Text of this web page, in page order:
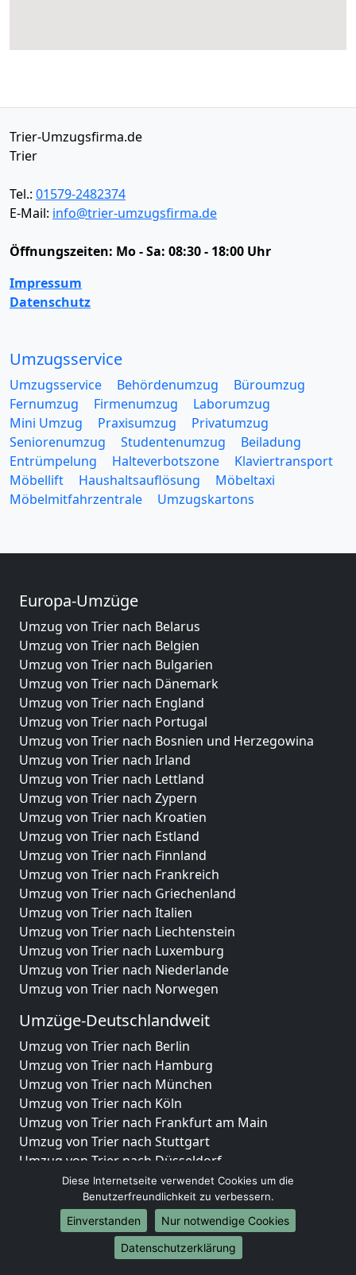
Trier-Umzugsfirma.de
Trier
Tel.: 01579-2482374
E-Mail: info@trier-umzugsfirma.de
Öffnungszeiten: Mo - Sa: 08:30 - 18:00 Uhr
Impressum
Datenschutz
Umzugsservice
Umzugsservice Behördenumzug
Büroumzug
Fernumzug
Firmenumzug
Laborumzug
Mini Umzug
Praxisumzug
Privatumzug
Seniorenumzug
Studentenumzug
Beiladung
Entrümpelung
Halteverbotszone
Klaviertransport
Möbellift
Haushaltsauflösung
Möbeltaxi
Möbelmitfahrzentrale
Umzugskartons
Europa-Umzüge
Umzug von Trier nach Belarus
Umzug von Trier nach Belgien
Umzug von Trier nach Bulgarien
Umzug von Trier nach Dänemark
Umzug von Trier nach England
Umzug von Trier nach Portugal
Umzug von Trier nach Bosnien und Herzegowina
Umzug von Trier nach Irland
Umzug von Trier nach Lettland
Umzug von Trier nach Zypern
Umzug von Trier nach Kroatien
Umzug von Trier nach Estland
Umzug von Trier nach Finnland
Umzug von Trier nach Frankreich
Umzug von Trier nach Griechenland
Umzug von Trier nach Italien
Umzug von Trier nach Liechtenstein
Umzug von Trier nach Luxemburg
Umzug von Trier nach Niederlande
Umzug von Trier nach Norwegen
Umzüge-Deutschlandweit
Umzug von Trier nach Berlin
Umzug von Trier nach Hamburg
Umzug von Trier nach München
Umzug von Trier nach Köln
Umzug von Trier nach Frankfurt am Main
Umzug von Trier nach Stuttgart
Umzug von Trier nach Düsseldorf
Umzug von Trier nach Leipzig
Umzug von Trier nach Dortmund
Umzug von Trier nach Essen
Umzug von Trier nach Bremen
Umzug von Trier nach Dresden
Diese Internetseite verwendet Cookies um die
Benutzerfreundlichkeit zu verbessern.
Einverstanden
Nur notwendige Cookies
Datenschutzerklärung